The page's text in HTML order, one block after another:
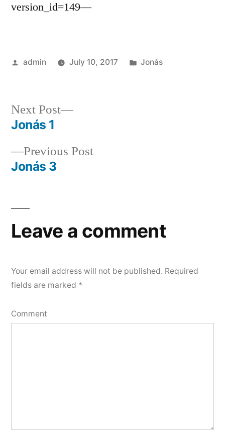
version_id=149—
Posted
admin July 10, 2017
Posted
Jonás
Post
navigation
Previous PostPrevious
Jonás 3
Next Post
Next
Jonás 1
Leave a comment
Your email address will not be published. Required
fields are marked *
Comment